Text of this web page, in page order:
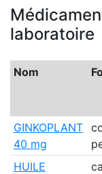
laboratoire
Nom
GINKOPLANT
40 mg
HUILE